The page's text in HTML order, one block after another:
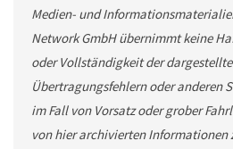
Medien- und
Network GmbH übernimmt keine
oder Vollständigkeit der
Übertragungsfehlern oder anderen
im Fall von Vorsatz oder grober
von hier archivierten